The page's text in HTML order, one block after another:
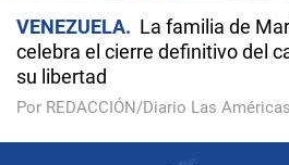
VENEZUELA
La familia de
celebra el cierre definitivo del
su libertad
Por REDACCIÓN/Diario Las Américas